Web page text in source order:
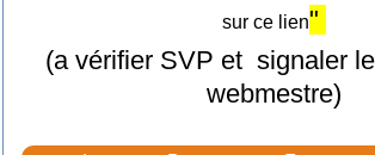
sur ce lien"
(a vérifier SVP et signaler
webmestre)